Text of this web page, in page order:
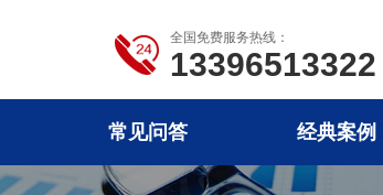
全国免费服务热线：
13396513322
常见问答 经典案例